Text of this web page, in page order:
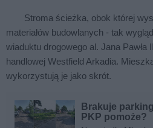
Stroma ścieżka, obok której
materiałów budowlanych - tak
wiaduktu drogowego al. Jana Pawła
handlowej Westfield Arkadia.
wykorzystują je jako skrót.
Brakuje
PKP pomoże?